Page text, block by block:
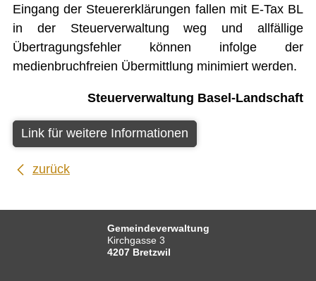
Eingang der Steuererklärungen fallen mit E-Tax BL
in der Steuerverwaltung weg und allfällige
Übertragungsfehler können infolge der
medienbruchfreien Übermittlung minimiert werden.
Steuerverwaltung Basel-Landschaft
Link für weitere Informationen
zurück
Gemeindeverwaltung
Kirchgasse 3
4207 Bretzwil